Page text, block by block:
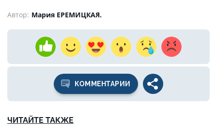
Автор: Мария ЕРЕМИЦКАЯ.
КОММЕНТАРИИ
ЧИТАЙТЕ ТАКЖЕ